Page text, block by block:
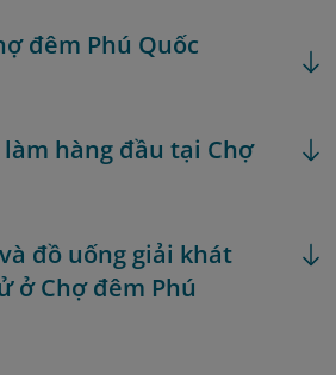
đêm Phú Quốc
hàng đầu tại Chợ
đồ uống giải khát
ở Chợ đêm Phú